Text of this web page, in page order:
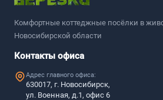
Комфортные коттеджные посёлки в
Новосибирской области
Контакты офиса
Адрес главного офиса:
630017, г. Новосибирск,
ул. Военная, д.1, офис 6